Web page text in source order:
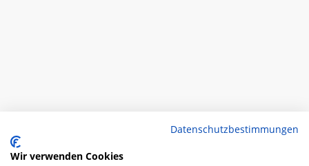
Datenschutzbestimmungen
Wir verwenden Cookies